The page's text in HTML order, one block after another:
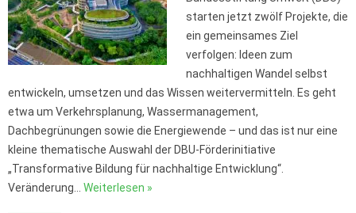
starten jetzt zwölf Projekte, die
ein gemeinsames Ziel
verfolgen: Ideen zum
nachhaltigen Wandel selbst
entwickeln, umsetzen und das Wissen weitervermitteln. Es geht
etwa um Verkehrsplanung, Wassermanagement,
Dachbegrünungen sowie die Energiewende – und das ist nur eine
kleine thematische Auswahl der DBU-Förderinitiative
„Transformative Bildung für nachhaltige Entwicklung“.
Veränderung… Weiterlesen »